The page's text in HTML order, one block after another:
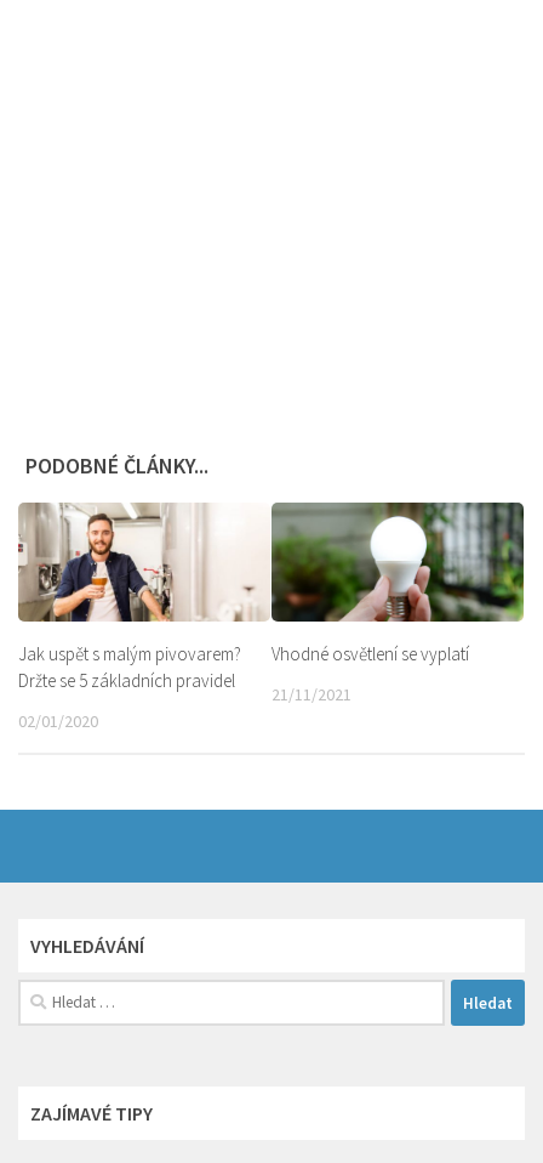
PODOBNÉ ČLÁNKY...
Jak uspět s malým pivovarem?
Držte se 5 základních pravidel
02/01/2020
Vhodné osvětlení se vyplatí
21/11/2021
VYHLEDÁVÁNÍ
Vyhledávání
ZAJÍMAVÉ TIPY